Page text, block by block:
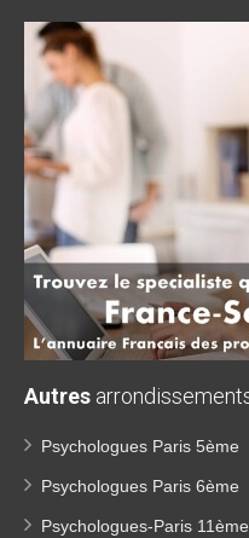
Autres
Psychologues Paris 5ème
Psychologues Paris 6ème
Psychologues-Paris 11ème